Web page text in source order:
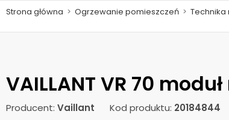
Strona główna > Ogrzewanie pomieszczeń > Technika
VAILLANT VR 70
Producent: Vaillant Kod produktu: 20184844